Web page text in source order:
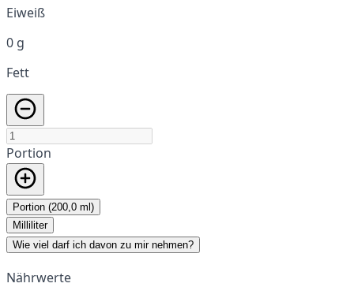
Eiweiß
0 g
Fett
Portion
Portion (200,0 ml)
Milliliter
Wie viel darf ich davon zu mir nehmen?
Nährwerte